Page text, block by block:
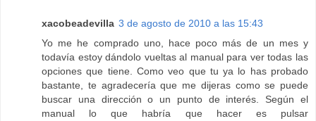
xacobeadevilla 3 de agosto de 2010 a las 15:43
Yo me he comprado uno, hace poco más de un mes y
todavía estoy dándolo vueltas al manual para ver todas las
opciones que tiene. Como veo que tu ya lo has probado
bastante, te agradecería que me dijeras como se puede
buscar una dirección o un punto de interés. Según el
manual lo que habría que hacer es pulsar